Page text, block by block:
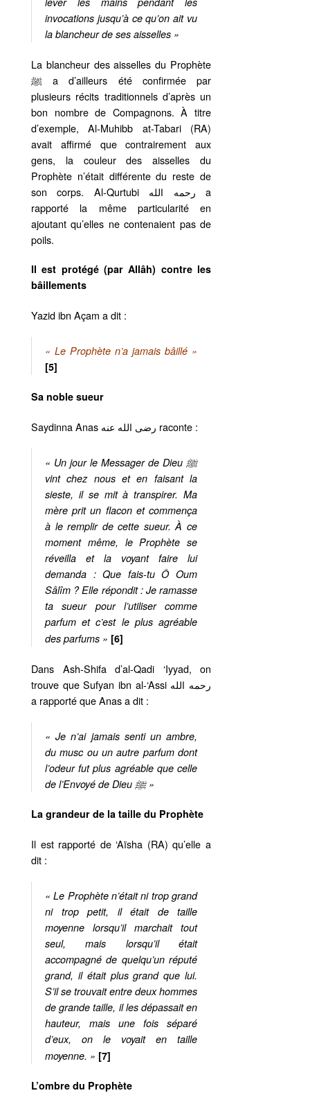
invocations jusqu’à ce qu’on ait vu
la blancheur de ses aisselles »
La blancheur des aisselles du Prophète
ﷺ a d’ailleurs été confirmée par
plusieurs récits traditionnels d’après un
bon nombre de Compagnons. À titre
d’exemple, Al-Muhibb at-Tabari (RA)
avait affirmé que contrairement aux
gens, la couleur des aisselles du
Prophète n’était différente du reste de
son corps. Al-Qurtubi رحمه الله a
rapporté la même particularité en
ajoutant qu’elles ne contenaient pas de
poils.
Il est protégé (par Allâh) contre les
bâillements
Yazid ibn Açam a dit :
« Le Prophète n’a jamais bâillé »
[5]
Sa noble sueur
Saydinna Anas رضى الله عنه raconte :
« Un jour le Messager de Dieu ﷺ
vint chez nous et en faisant la
sieste, il se mit à transpirer. Ma
mère prit un flacon et commença
à le remplir de cette sueur. À ce
moment même, le Prophète se
réveilla et la voyant faire lui
demanda : Que fais-tu Ô Oum
Sâlîm ? Elle répondit : Je ramasse
ta sueur pour l’utiliser comme
parfum et c’est le plus agréable
des parfums » [6]
Dans Ash-Shifa d’al-Qadi ‘Iyyad, on
trouve que Sufyan ibn al-‘Assi رحمه الله
a rapporté que Anas a dit :
« Je n’ai jamais senti un ambre,
du musc ou un autre parfum dont
l’odeur fut plus agréable que celle
de l’Envoyé de Dieu ﷺ »
La grandeur de la taille du Prophète
Il est rapporté de ‘Aïsha (RA) qu’elle a
dit :
« Le Prophète n’était ni trop grand
ni trop petit, il était de taille
moyenne lorsqu’il marchait tout
seul, mais lorsqu’il était
accompagné de quelqu’un réputé
grand, il était plus grand que lui.
S’il se trouvait entre deux hommes
de grande taille, il les dépassait en
hauteur, mais une fois séparé
d’eux, on le voyait en taille
moyenne. » [7]
L’ombre du Prophète